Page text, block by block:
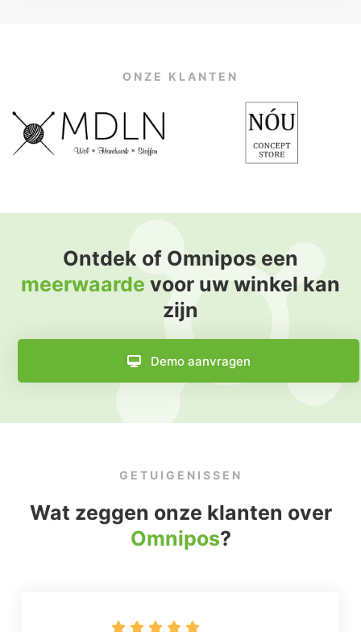
ONZE KLANTEN
Ontdek of Omnipos een
meerwaarde voor uw winkel kan
zijn
Demo aanvragen
GETUIGENISSEN
Wat zeggen onze klanten over
Omnipos?